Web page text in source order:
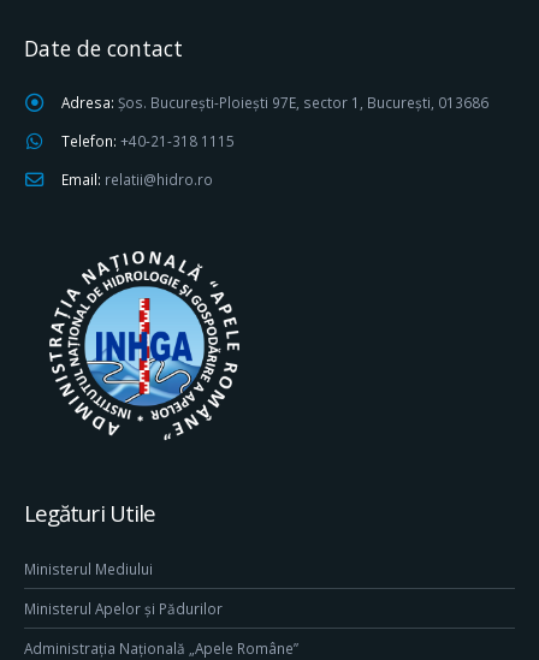
Date de contact
Adresa: Șos. București-Ploiești 97E, sector 1, București, 013686
Telefon: +40-21-318 1115
Email: relatii@hidro.ro
Legături Utile
Ministerul Mediului
Ministerul Apelor și Pădurilor
Administrația Națională „Apele Române”